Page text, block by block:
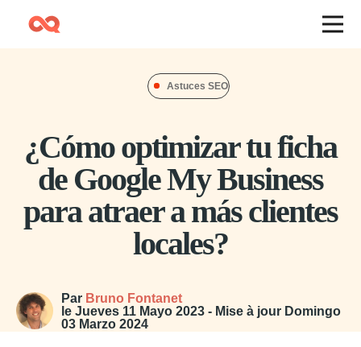
Astuces SEO
¿Cómo optimizar tu ficha
de Google My Business
para atraer a más clientes
locales?
Par Bruno Fontanet
le Jueves 11 Mayo 2023 - Mise à jour Domingo
03 Marzo 2024